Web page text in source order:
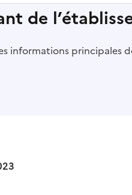
de
informations principales